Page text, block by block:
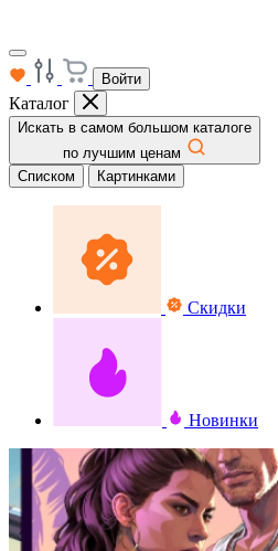
Войти
Каталог
Искать в самом большом каталоге
по лучшим ценам
Списком
Картинками
Скидки
Новинки